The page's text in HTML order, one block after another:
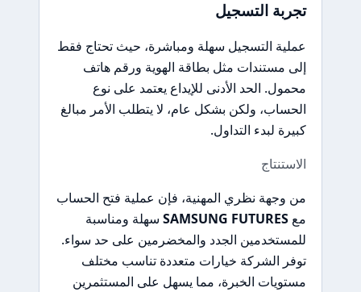
تجربة التسجيل
عملية التسجيل سهلة ومباشرة، حيث تحتاج فقط
إلى مستندات مثل بطاقة الهوية ورقم هاتف
محمول. الحد الأدنى للإيداع يعتمد على نوع
الحساب، ولكن بشكل عام، لا يتطلب الأمر مبالغ
كبيرة لبدء التداول.
الاستنتاج
من وجهة نظري المهنية، فإن عملية فتح الحساب
معSAMSUNG FUTURES سهلة ومناسبة
للمستخدمين الجدد والمخضرمين على حد سواء.
توفر الشركة خيارات متعددة تناسب مختلف
مستويات الخبرة، مما يسهل على المستثمرين